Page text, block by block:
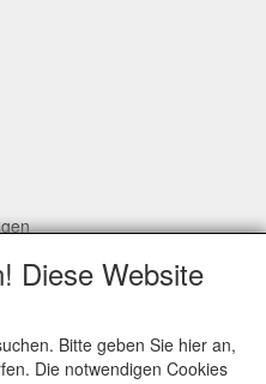
Diese Website
Bitte geben Sie hier an,
Die notwendigen Cookies